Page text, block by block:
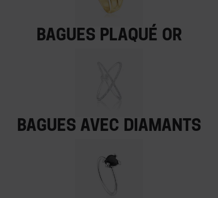
Bagues plaqué or
Bagues avec diamants